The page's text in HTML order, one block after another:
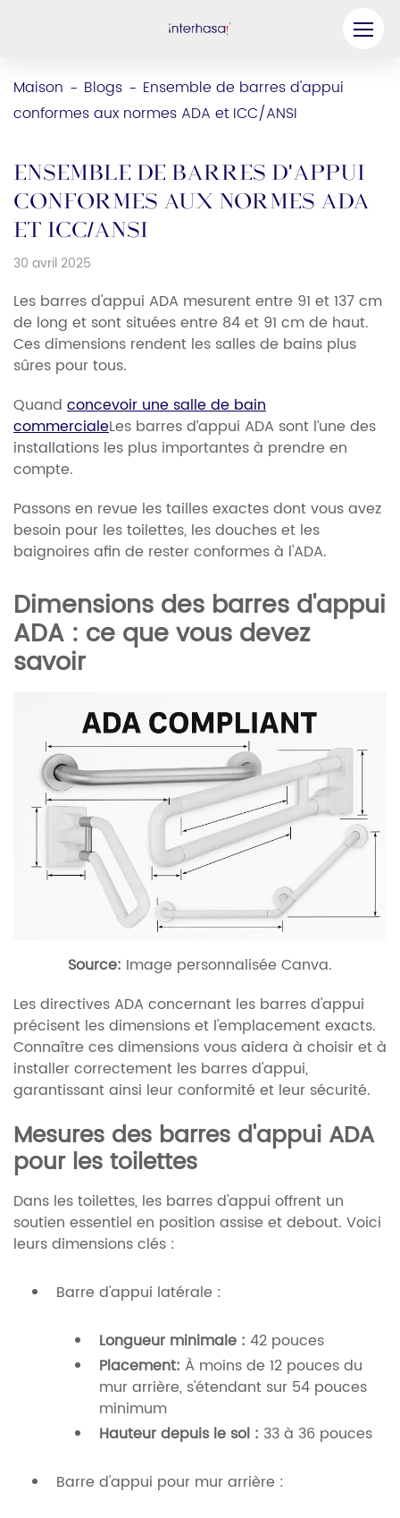
Maison - Blogs - Ensemble de barres d'appui
conformes aux normes ADA et ICC/ANSI
Ensemble de barres d'appui
conformes aux normes ADA
et ICC/ANSI
30 avril 2025
Les barres d'appui ADA mesurent entre 91 et 137 cm
de long et sont situées entre 84 et 91 cm de haut.
Ces dimensions rendent les salles de bains plus
sûres pour tous.
Quand concevoir une salle de bain
commercialeLes barres d’appui ADA sont l’une des
installations les plus importantes à prendre en
compte.
Passons en revue les tailles exactes dont vous avez
besoin pour les toilettes, les douches et les
baignoires afin de rester conformes à l'ADA.
Dimensions des barres d'appui
ADA : ce que vous devez
savoir
Source: Image personnalisée Canva.
Les directives ADA concernant les barres d'appui
précisent les dimensions et l'emplacement exacts.
Connaître ces dimensions vous aidera à choisir et à
installer correctement les barres d'appui,
garantissant ainsi leur conformité et leur sécurité.
Mesures des barres d'appui ADA
pour les toilettes
Dans les toilettes, les barres d'appui offrent un
soutien essentiel en position assise et debout. Voici
leurs dimensions clés :
Barre d'appui latérale :
Longueur minimale : 42 pouces
Placement: À moins de 12 pouces du
mur arrière, s'étendant sur 54 pouces
minimum
Hauteur depuis le sol : 33 à 36 pouces
Barre d'appui pour mur arrière :
Produit
Entreprise
Solution
Ressources